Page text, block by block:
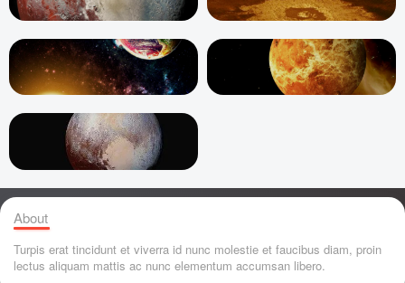
About
Turpis erat tincidunt et viverra id nunc molestie et faucibus diam, proin
lectus aliquam mattis ac nunc elementum accumsan libero.